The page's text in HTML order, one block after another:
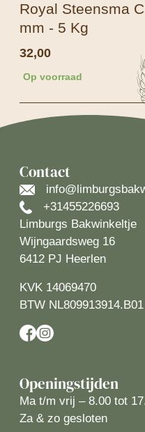
Royal Steensma
mm - 5 Kg
32,00
Op voorraad
Contact
+31455226693
Limburgs Bakwinkeltje
Wijngaardsweg 16
6412 PJ Heerlen
KVK 14069470
BTW NL809913914.B01
Openingstijden
Ma t/m vrij – 8.00 tot
Za & zo gesloten